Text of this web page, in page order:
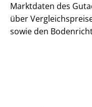
Marktdaten des
über
sowie den